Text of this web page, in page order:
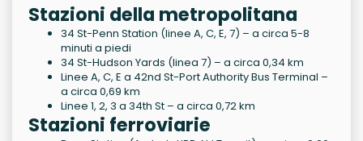
Stazioni della metropolitana
34 St-Penn Station (linee A, C, E, 7) – a circa 5-8
minuti a piedi
34 St-Hudson Yards (linea 7) – a circa 0,34 km
Linee A, C, E a 42nd St-Port Authority Bus Terminal –
a circa 0,69 km
Linee 1, 2, 3 a 34th St – a circa 0,72 km
Stazioni ferroviarie